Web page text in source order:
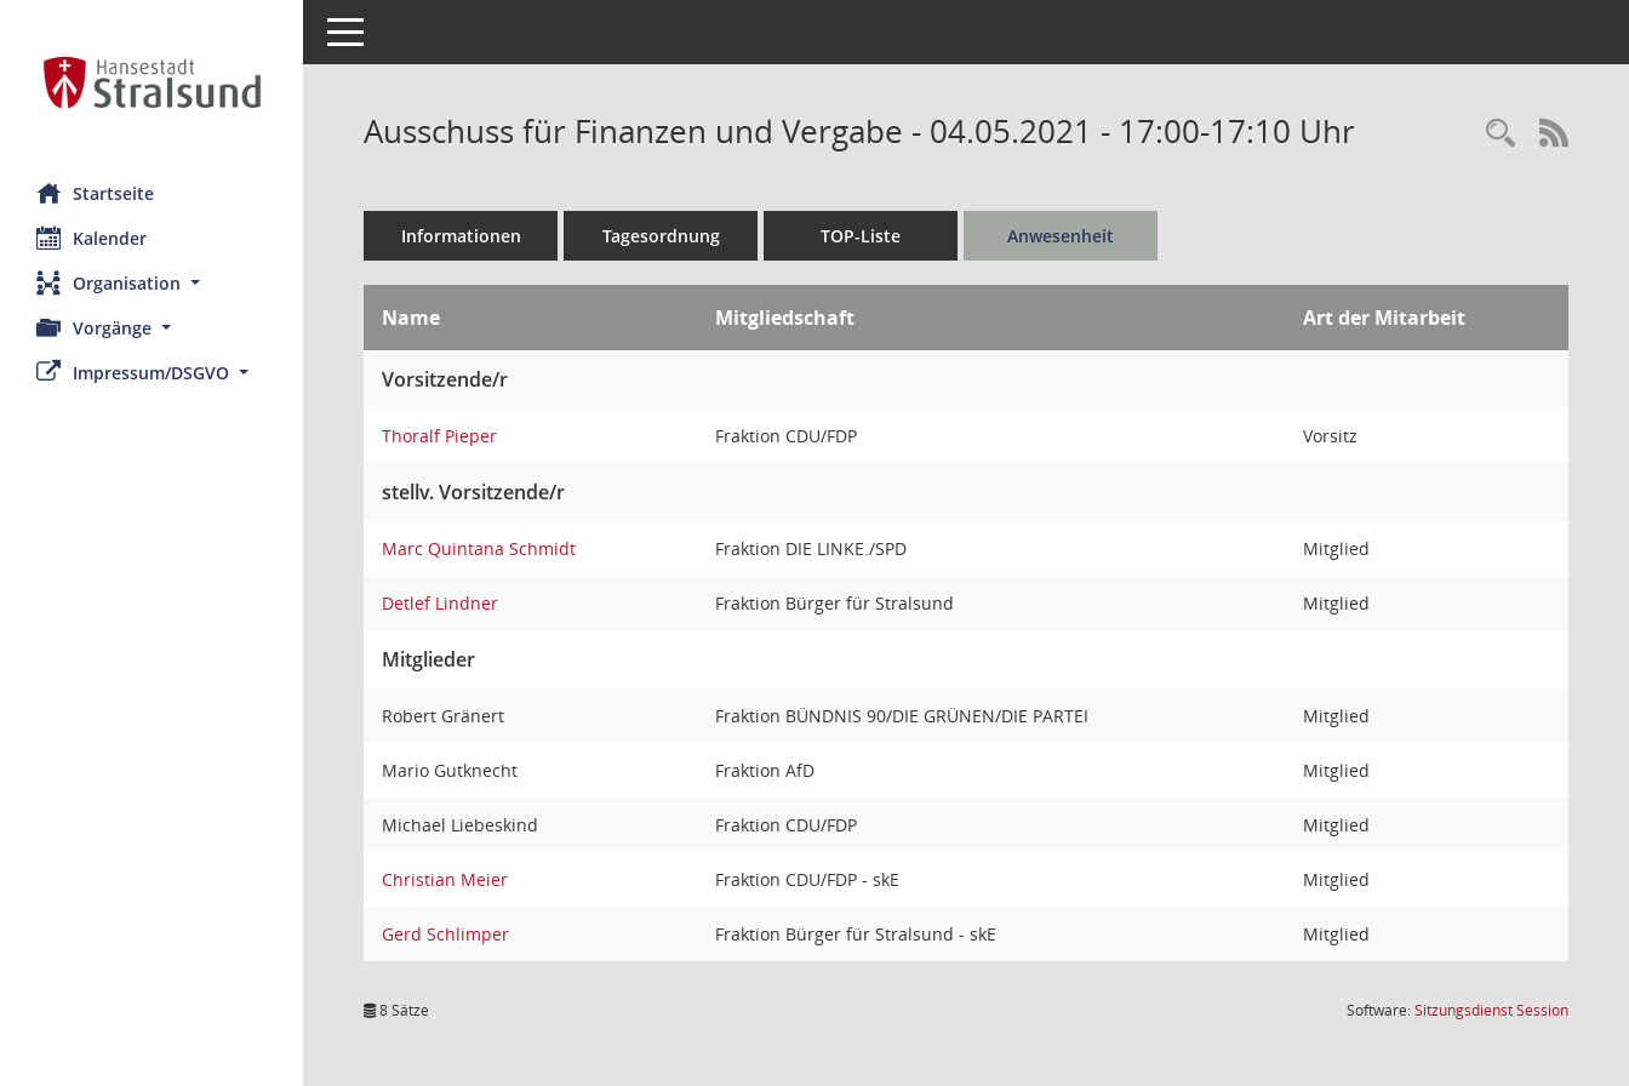
Startseite
Kalender
Organisation
Vorgänge
Impressum/DSGVO
Toggle navigation
Ausschuss für Finanzen und Vergabe - 04.05.2021 - 17:00-17:10 Uhr
Informationen Tagesordnung TOP-Liste Anwesenheit
Name Mitgliedschaft Art der Mitarbeit
Vorsitzende/r
Thoralf Pieper Fraktion CDU/FDP Vorsitz
stellv. Vorsitzende/r
Marc Quintana Schmidt Fraktion DIE LINKE./SPD Mitglied
Detlef Lindner Fraktion Bürger für Stralsund Mitglied
Mitglieder
Robert Gränert Fraktion BÜNDNIS 90/DIE GRÜNEN/DIE PARTEI Mitglied
Mario Gutknecht Fraktion AfD Mitglied
Michael Liebeskind Fraktion CDU/FDP Mitglied
Christian Meier Fraktion CDU/FDP - skE Mitglied
Gerd Schlimper Fraktion Bürger für Stralsund - skE Mitglied
8 Sätze Software:SitzungsdienstSession(Wird in